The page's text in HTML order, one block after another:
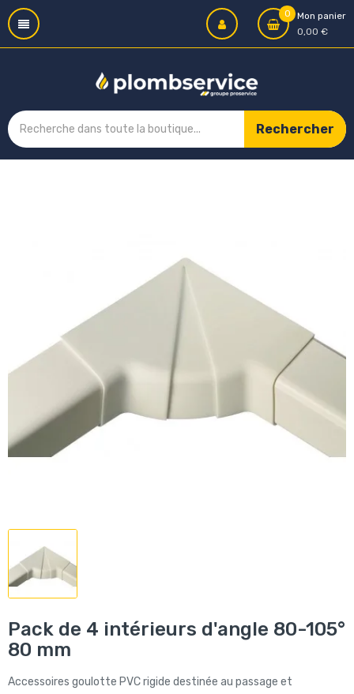
0
Mon panier
0,00 €
Rechercher
Pack de 4 intérieurs d'angle 80-105°
80 mm
Accessoires goulotte PVC rigide destinée au passage et